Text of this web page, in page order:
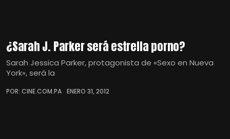
¿Sarah J. Parker será estrella porno?
Sarah Jessica Parker, protagonista de «Sexo en Nueva
York», será la
POR: CINE.COM.PA ENERO 31, 2012